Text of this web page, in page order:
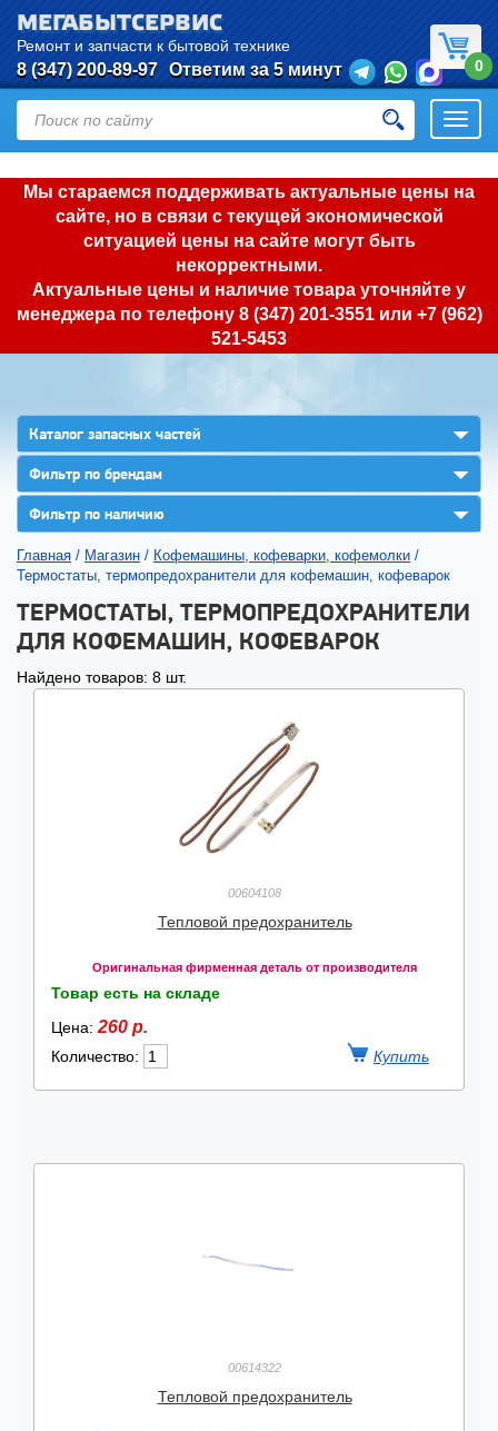
Мы стараемся поддерживать актуальные цены на
сайте, но в связи с текущей экономической
ситуацией цены на сайте могут быть
некорректными.
Актуальные цены и наличие товара уточняйте у
менеджера по телефону 8 (347) 201-3551или +7 (962)
521-5453
МЕГАБЫТСЕРВИС
Ремонт и запчасти к бытовой технике
8 (347) 200-89-97 Ответим за 5 минут 0
Каталог запасных частей ▼
Фильтр по брендам ▼
Фильтр по наличию ▼
Главная / Магазин / Кофемашины, кофеварки, кофемолки /
Термостаты, термопредохранители для кофемашин, кофеварок
ТЕРМОСТАТЫ, ТЕРМОПРЕДОХРАНИТЕЛИ
ДЛЯ КОФЕМАШИН, КОФЕВАРОК
Найдено товаров: 8 шт.
00604108
Тепловой предохранитель
Оригинальная фирменная деталь от производителя
Товар есть на складе
Цена: 260 р.
Количество:
00614322
Тепловой предохранитель